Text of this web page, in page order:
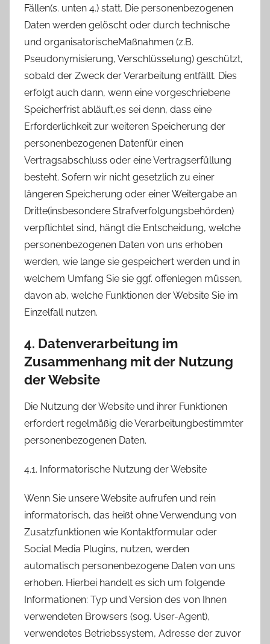
Fällen(s. unten 4.) statt. Die personenbezogenen
Daten werden gelöscht oder durch technische
und organisatorischeMaßnahmen (z.B.
Pseudonymisierung, Verschlüsselung) geschützt,
sobald der Zweck der Verarbeitung entfällt. Dies
erfolgt auch dann, wenn eine vorgeschriebene
Speicherfrist abläuft,es sei denn, dass eine
Erforderlichkeit zur weiteren Speicherung der
personenbezogenen Datenfür einen
Vertragsabschluss oder eine Vertragserfüllung
besteht. Sofern wir nicht gesetzlich zu einer
längeren Speicherung oder einer Weitergabe an
Dritte(insbesondere Strafverfolgungsbehörden)
verpflichtet sind, hängt die Entscheidung, welche
personenbezogenen Daten von uns erhoben
werden, wie lange sie gespeichert werden und in
welchem Umfang Sie sie ggf. offenlegen müssen,
davon ab, welche Funktionen der Website Sie im
Einzelfall nutzen.
4. Datenverarbeitung im
Zusammenhang mit der Nutzung
der Website
Die Nutzung der Website und ihrer Funktionen
erfordert regelmäßig die Verarbeitungbestimmter
personenbezogenen Daten.
4.1. Informatorische Nutzung der Website
Wenn Sie unsere Website aufrufen und rein
informatorisch, das heißt ohne Verwendung von
Zusatzfunktionen wie Kontaktformular oder
Social Media Plugins, nutzen, werden
automatisch personenbezogene Daten von uns
erhoben. Hierbei handelt es sich um folgende
Informationen: Typ und Version des von Ihnen
verwendeten Browsers (sog. User-Agent),
verwendetes Betriebssystem, Adresse der zuvor